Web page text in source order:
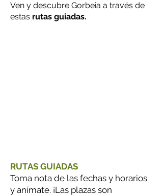
Ven y descubre Gorbeia a través de
estas rutas guiadas.
RUTAS GUIADAS
Toma nota de las fechas y horarios
y anímate. ¡Las plazas son